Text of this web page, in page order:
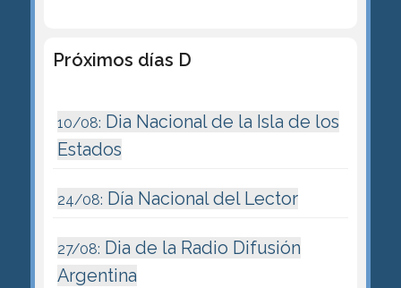
Próximos días D
10/08: Dia Nacional de la Isla de los
Estados
24/08: Día Nacional del Lector
27/08: Dia de la Radio Difusión
Argentina